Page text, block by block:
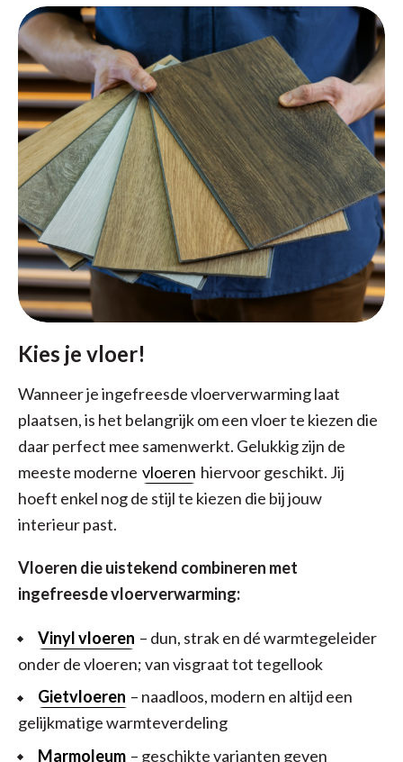
Kies je vloer!
Wanneer je ingefreesde vloerverwarming laat
plaatsen, is het belangrijk om een vloer te kiezen die
daar perfect mee samenwerkt. Gelukkig zijn de
meeste moderne vloeren hiervoor geschikt. Jij
hoeft enkel nog de stijl te kiezen die bij jouw
interieur past.
Vloeren die uistekend combineren met
ingefreesde vloerverwarming:
Vinyl vloeren – dun, strak en dé warmtegeleider
onder de vloeren; van visgraat tot tegellook
Gietvloeren – naadloos, modern en altijd een
gelijkmatige warmteverdeling
Marmoleum – geschikte varianten geven